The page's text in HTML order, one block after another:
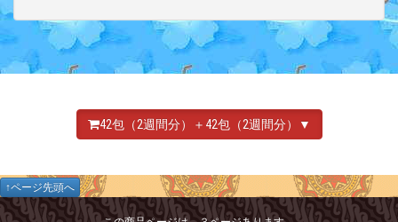
42包（2週間分）＋42包（2週間分）▼
↑ページ先頭へ